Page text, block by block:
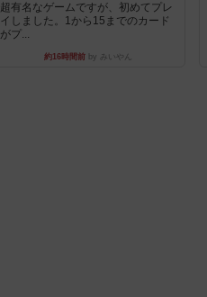
超有名なゲームですが、初めてプレ
イしました。1から15までのカード
がプ...
約16時間前 by みいやん